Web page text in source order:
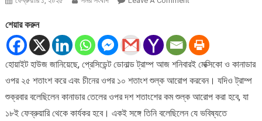
ও
চীনের
ওপর
শুল্ক
শনিবার
থেকেই,
শেয়ার করুন
হোয়াইট হাউজ জানিয়েছে, প্রেসিডেন্ট ডোনাল্ড ট্রাম্প আজ শনিবারই মেক্সিকো ও কানাডার
ওপর ২৫ শতাংশ করে এবং চীনের ওপর ১০ শতাংশ শুল্ক আরোপ করবেন। যদিও ট্রাম্প
শুক্রবার বলেছিলেন কানাডার তেলের ওপর দশ শতাংশের কম শুল্ক আরোপ করা হবে, যা
১৮ই ফেব্রুয়ারি থেকে কার্যকর হবে। একই সঙ্গে তিনি বলেছিলেন যে ভবিষ্যতে